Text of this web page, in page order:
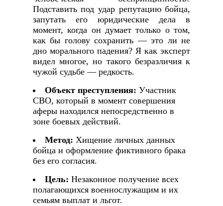
Подставить под удар репутацию бойца,
запутать его юридические дела в
момент, когда он думает только о том,
как бы голову сохранить — это ли не
дно морального падения? Я как эксперт
видел многое, но такого безразличия к
чужой судьбе — редкость.
Объект преступления: Участник
СВО, который в момент совершения
аферы находился непосредственно в
зоне боевых действий.
Метод: Хищение личных данных
бойца и оформление фиктивного брака
без его согласия.
Цель: Незаконное получение всех
полагающихся военнослужащим и их
семьям выплат и льгот.